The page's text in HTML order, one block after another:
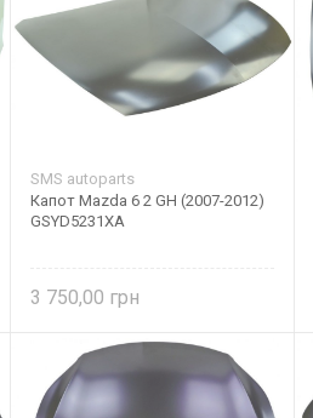
SMS autoparts
Капот Mazda 6 2 GH (2007-2012)
GSYD5231XA
3 750,00